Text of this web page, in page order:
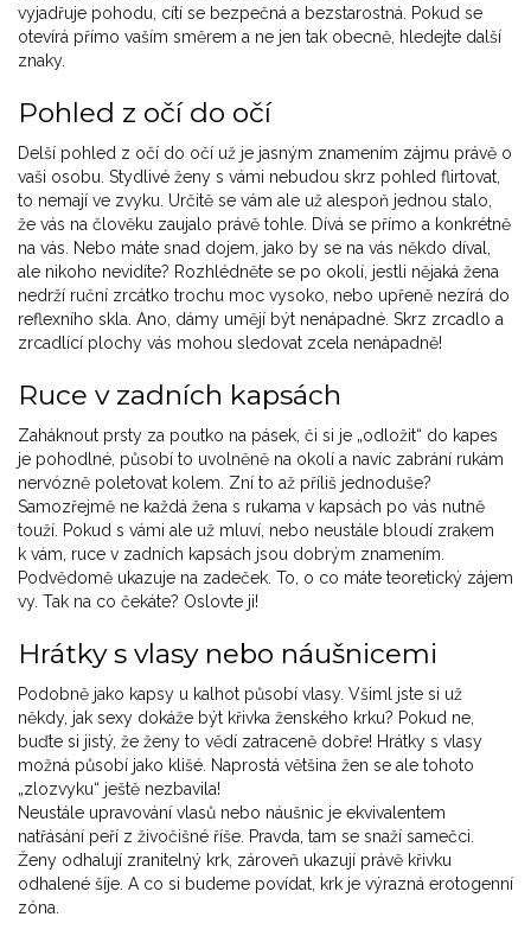
vyjadřuje pohodu, cítí se bezpečná a bezstarostná. Pokud se
otevírá přímo vaším směrem a ne jen tak obecně, hledejte další
znaky.
Pohled z očí do očí
Delší pohled z očí do očí už je jasným znamením zájmu právě o
vaši osobu. Stydlivé ženy s vámi nebudou skrz pohled flirtovat,
to nemají ve zvyku. Určitě se vám ale už alespoň jednou stalo,
že vás na člověku zaujalo právě tohle. Dívá se přímo a konkrétně
na vás. Nebo máte snad dojem, jako by se na vás někdo díval,
ale nikoho nevidíte? Rozhlédněte se po okolí, jestli nějaká žena
nedrží ruční zrcátko trochu moc vysoko, nebo upřeně nezírá do
reflexního skla. Ano, dámy umějí být nenápadné. Skrz zrcadlo a
zrcadlící plochy vás mohou sledovat zcela nenápadně!
Ruce v zadních kapsách
Zaháknout prsty za poutko na pásek, či si je „odložit“ do kapes
je pohodlné, působí to uvolněně na okolí a navíc zabrání rukám
nervózně poletovat kolem. Zní to až příliš jednoduše?
Samozřejmě ne každá žena s rukama v kapsách po vás nutně
touží. Pokud s vámi ale už mluví, nebo neustále bloudí zrakem
k vám, ruce v zadních kapsách jsou dobrým znamením.
Podvědomě ukazuje na zadeček. To, o co máte teoretický zájem
vy. Tak na co čekáte? Oslovte ji!
Hrátky s vlasy nebo náušnicemi
Podobně jako kapsy u kalhot působí vlasy. Všiml jste si už
někdy, jak sexy dokáže být křivka ženského krku? Pokud ne,
buďte si jistý, že ženy to vědí zatraceně dobře! Hrátky s vlasy
možná působí jako klišé. Naprostá většina žen se ale tohoto
„zlozvyku“ ještě nezbavila!
Neustále upravování vlasů nebo náušnic je ekvivalentem
natřásání peří z živočišné říše. Pravda, tam se snaží samečci.
Ženy odhalují zranitelný krk, zároveň ukazují právě křivku
odhalené šíje. A co si budeme povídat, krk je výrazná erotogenní
zóna.